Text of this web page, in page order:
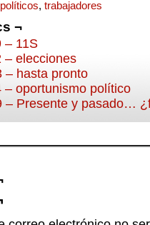
políticos, trabajadores
¬
– 11S
– elecciones
– hasta pronto
– oportunismo político
– Presente y pasado…